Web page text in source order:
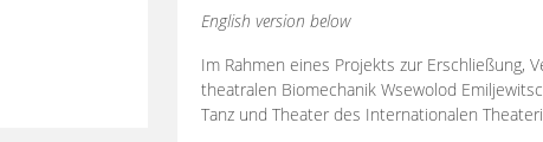
English version below
Im Rahmen eines Projekts zur Erschließung,
theatralen Biomechanik Wsewolod
Tanz und Theater des Internationalen